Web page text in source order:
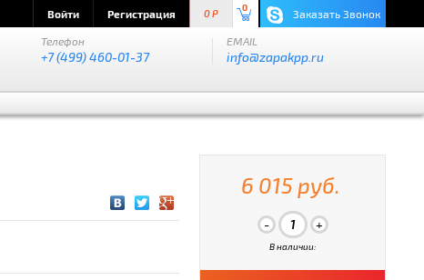
Войти Регистрация 0 P
0 Заказать Звонок
Телефон
+7 (499) 460-01-37
EMAIL
info@zapakpp.ru
6 015 руб.
В наличии: